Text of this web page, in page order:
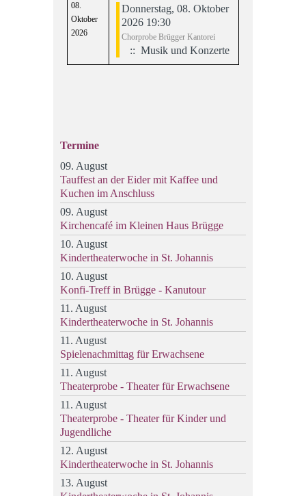
08.
Oktober
2026
Donnerstag, 08. Oktober
2026 19:30
Chorprobe Brügger Kantorei
:: Musik und Konzerte
Termine
09. August
Tauffest an der Eider mit Kaffee und
Kuchen im Anschluss
09. August
Kirchencafé im Kleinen Haus Brügge
10. August
Kindertheaterwoche in St. Johannis
10. August
Konfi-Treff in Brügge - Kanutour
11. August
Kindertheaterwoche in St. Johannis
11. August
Spielenachmittag für Erwachsene
11. August
Theaterprobe - Theater für Erwachsene
11. August
Theaterprobe - Theater für Kinder und
Jugendliche
12. August
Kindertheaterwoche in St. Johannis
13. August